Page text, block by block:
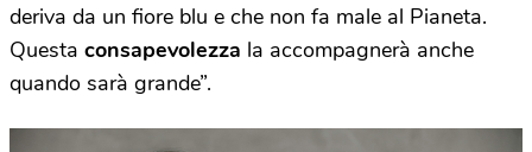
deriva da un fiore blu e che non fa male al Pianeta.
Questa consapevolezza la accompagnerà anche
quando sarà grande”.